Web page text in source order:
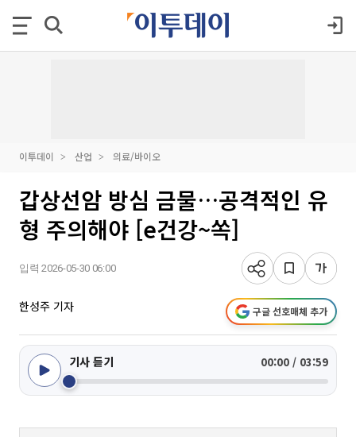
이투데이 산업 의료/바이오
갑상선암 방심 금물…공격적인 유
형 주의해야 [e건강~쏙]
입력 2026-05-30 06:00
한성주 기자 구글 선호매체 추가
기사 듣기 00:00 / 03:59